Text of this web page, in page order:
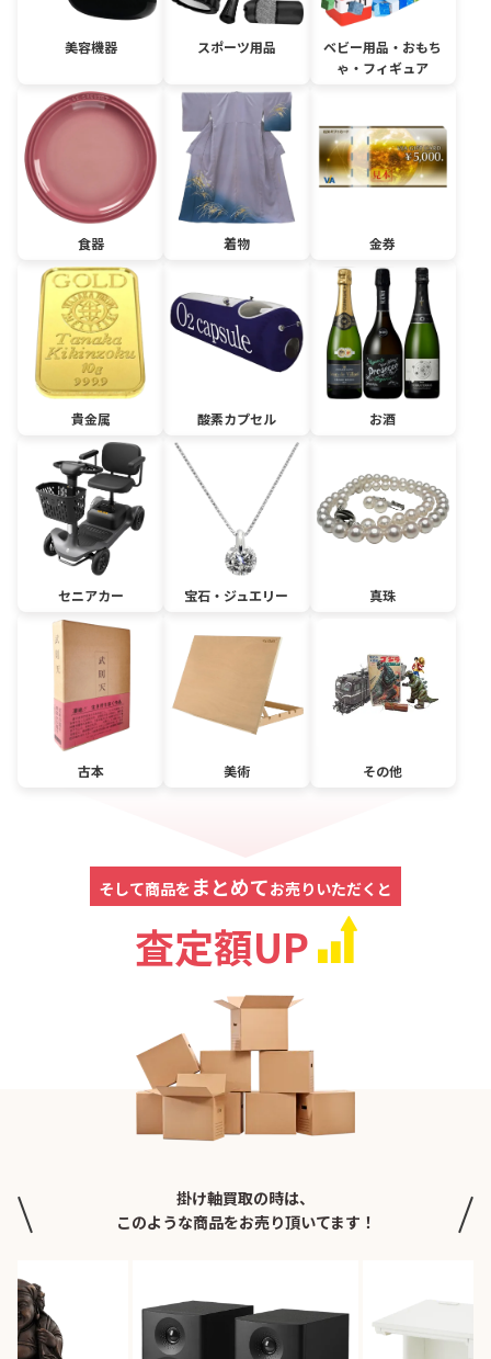
美容機器 スポーツ用品
ベビー用品・おもち
ゃ・フィギュア
食器 着物 金券
貴金属 酸素カプセル お酒
セニアカー 宝石・ジュエリー 真珠
古本 美術 その他
そして商品を まとめてお売りいただくと
査定額UP
掛け軸買取の時は、
このような商品をお売り頂いてます！